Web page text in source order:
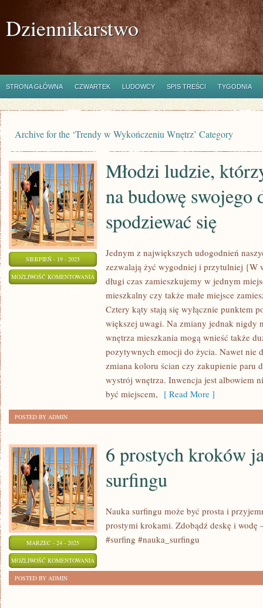
Dziennikarstwo
STRONA GŁÓWNA CZWARTEK LUDOWCY SPIS TREŚCI TYGODNIA
Archive for the ‘Trendy w Wykończeniu Wnętrz’ Category
SIERPIEŃ - 19 - 2025
MOŻLIWOŚĆ KOMENTOWANIA
LUDZIE,
KTÓRZY
DECYDUJĄ
BUDOWĘ
SWOJEGO
DOMU
MOGĄ
SPODZIEWAĆ
Młodzi ludzie,
na budowę swojego
spodziewać się
Jednym z największych udogodnień
zezwalają żyć wygodniej i przytulniej {W
długi czas zamieszkujemy w jednym
mieszkalny czy także małe miejsce
Cztery kąty stają się wyłącznie punktem
większej uwagi. Na zmiany jednak nigdy
wnętrza mieszkania mogą wnieść także
pozytywnych emocji do życia. Nawet nie
zmiana koloru ścian czy zakupienie paru
wystrój wnętrza. Inwencja jest albowiem
być miejscem, [ Read More ]
POSTED BY ADMIN
MARZEC - 24 - 2025
MOŻLIWOŚĆ KOMENTOWANIA
ZOSTAŁA WYŁĄCZONA
6 prostych kroków
surfingu
Nauka surfingu może być prosta i
prostymi krokami. Zdobądź deskę i wodę
#surfing #nauka_surfingu
POSTED BY ADMIN